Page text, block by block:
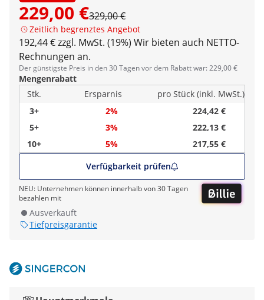
229,00 €329,00 €
Zeitlich begrenztes Angebot
192,44 € zzgl. MwSt. (19%) Wir bieten auch NETTO-
Rechnungen an.
Der günstigste Preis in den 30 Tagen vor dem Rabatt war: 229,00 €
Mengenrabatt
Stk.
Ersparnis
pro Stück (inkl. MwSt.)
3+
2%
224,42 €
5+
3%
222,13 €
10+
5%
217,55 €
Verfügbarkeit prüfen
NEU: Unternehmen können innerhalb von 30 Tagen
bezahlen mit
Ausverkauft
Tiefpreisgarantie